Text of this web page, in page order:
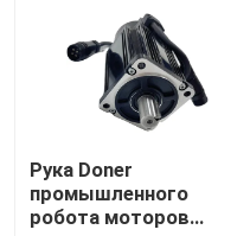
Новости
Спросите цитату
Рука Doner
промышленного
робота моторов